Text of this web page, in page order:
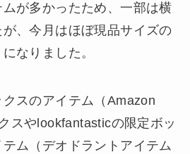
が多かったため、一部は横
、今月はほぼ現品サイズの
なりました。
スのアイテム（Amazon
スやlookfantasticの限定ボッ
ム（デオドラントアイテム